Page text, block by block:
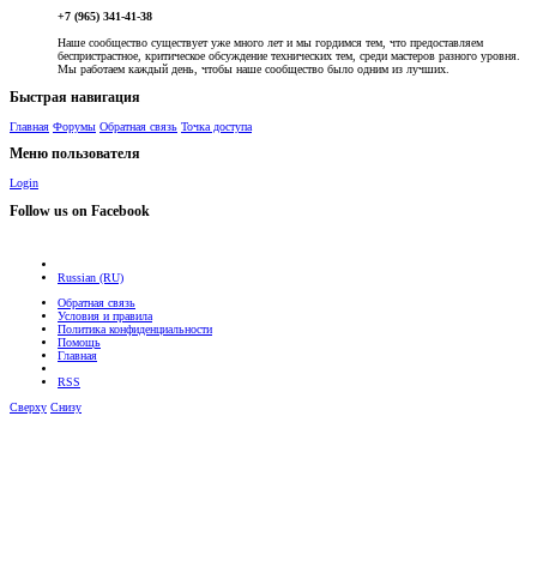
+7 (965) 341-41-38
Наше сообщество существует уже много лет и мы гордимся тем, что предоставляем
беспристрастное, критическое обсуждение технических тем, среди мастеров разного уровня.
Мы работаем каждый день, чтобы наше сообщество было одним из лучших.
Быстрая навигация
Главная Форумы Обратная связь Точка доступа
Меню пользователя
Login
Follow us on Facebook
Russian (RU)
Обратная связь
Условия и правила
Политика конфиденциальности
Помощь
Главная
RSS
Сверху Снизу